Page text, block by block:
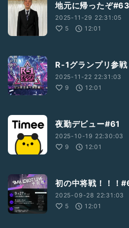
地元に帰ったぞ#63
2025-11-29 22:31:05
5
12:01
R-1グランプリ参
2025-11-22 22:31:03
9
12:01
夜勤デビュー#61
2025-10-19 22:30:03
9
12:01
初の中将戦！！！
2025-09-28 22:31:03
5
12:01